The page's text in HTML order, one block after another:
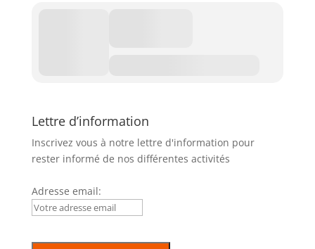
Lettre d’information
Inscrivez vous à notre lettre d'information pour
rester informé de nos différentes activités
Adresse email: